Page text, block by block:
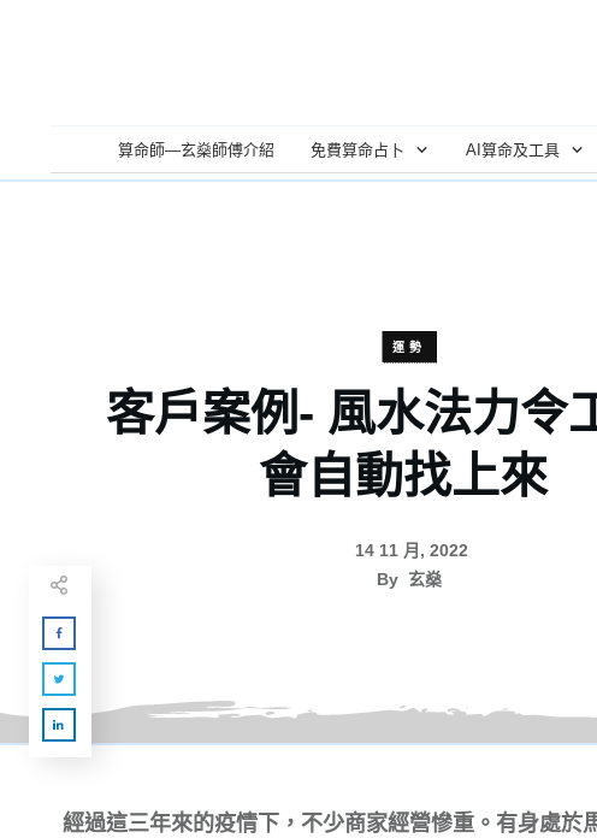
算命師—玄燊師傅介紹 免費算命占卜 AI算命及工具
運勢
客戶案例- 風水法力令
會自動找上來
14 11 月, 2022
By 玄燊
經過這三年來的疫情下，不少商家經營慘重。有身處